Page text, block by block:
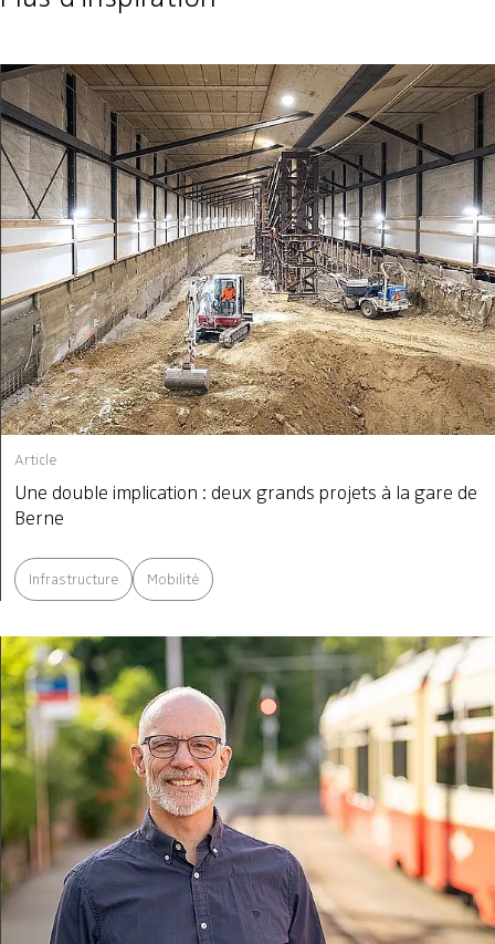
Article
Une double implication : deux grands projets à la gare de
Berne
Infrastructure Mobilité